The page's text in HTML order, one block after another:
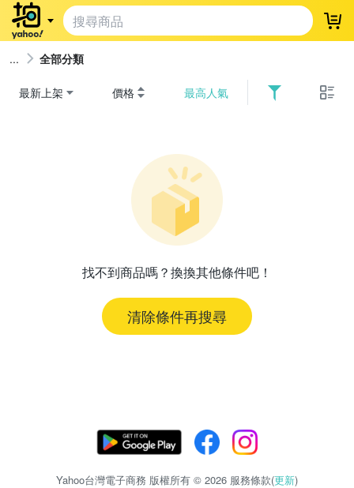
登
全部分類
最新上架 價格 最高人氣
找不到商品嗎？換換其他條件吧！
清除條件再搜尋
Yahoo台灣電子商務 版權所有 © 2026 服務條款(更新)